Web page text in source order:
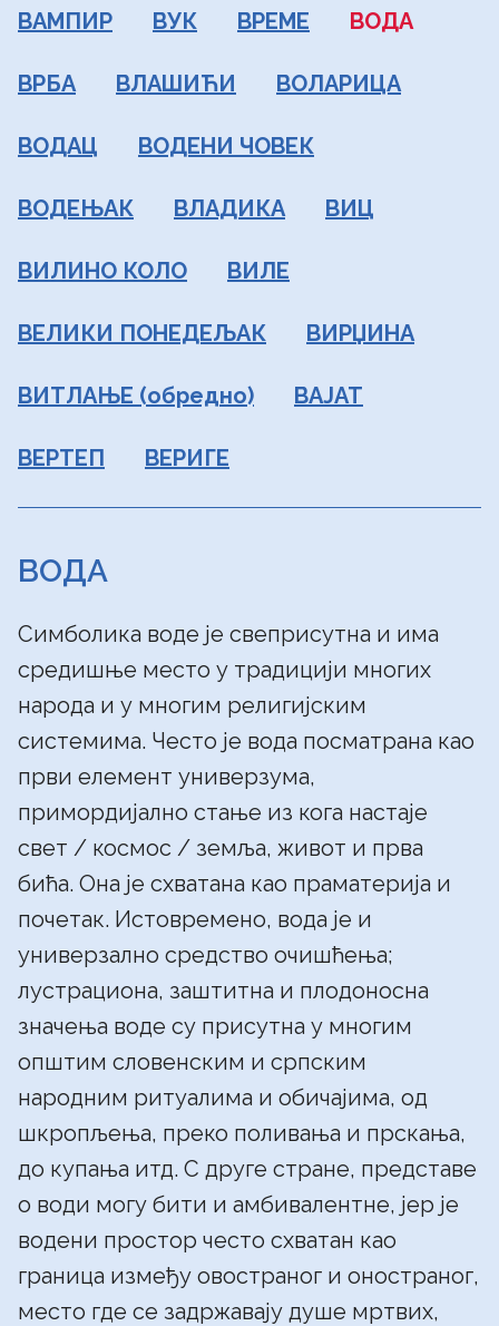
ВАМПИР ВУК ВРЕМЕ ВОДА
ВРБА ВЛАШИЋИ ВОЛАРИЦА
ВОДАЦ ВОДЕНИ ЧОВЕК
ВОДЕЊАК ВЛАДИКА ВИЦ
ВИЛИНО КОЛО ВИЛЕ
ВЕЛИКИ ПОНЕДЕЉАК ВИРЏИНА
ВИТЛАЊЕ (обредно) ВАЈАТ
ВЕРТЕП ВЕРИГЕ
ВОДА
Симболика воде је свеприсутна и има
средишње место у традицији многих
народа и у многим религијским
системима. Често је вода посматрана као
први елемент универзума,
примордијално стање из кога настаје
свет / космос / земља, живот и прва
бића. Она је схватана као праматерија и
почетак. Истовремено, вода је и
универзално средство очишћења;
лустрациона, заштитна и плодоносна
значења воде су присутна у многим
општим словенским и српским
народним ритуалима и обичајима, од
шкропљења, преко поливања и прскања,
до купања итд. С друге стране, представе
о води могу бити и амбивалентне, јер је
водени простор често схватан као
граница између овостраног и оностраног,
место где се задржавају душе мртвих,